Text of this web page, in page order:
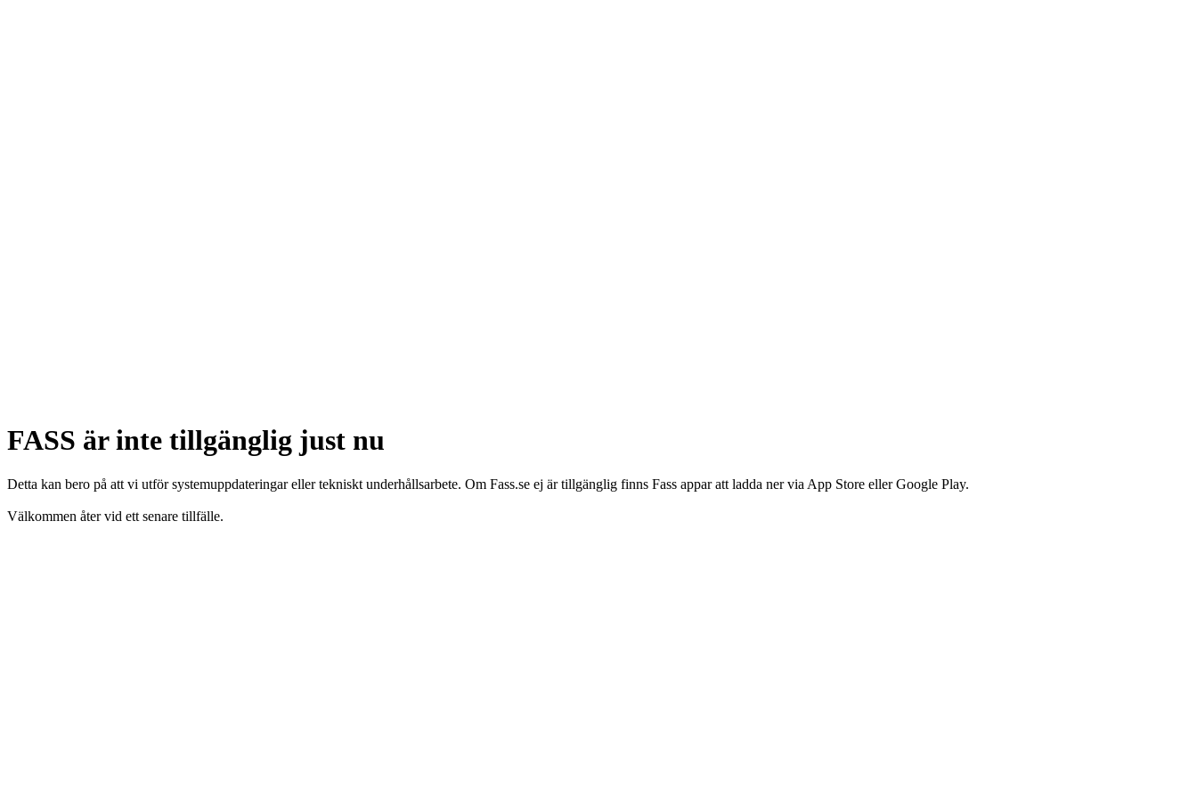
FASS är inte tillgänglig just nu
Detta kan bero på att vi utför systemuppdateringar eller tekniskt underhållsarbete. Om Fass.se ej är tillgänglig finns Fass appar att ladda ner via App Store eller Google Play.
Välkommen åter vid ett senare tillfälle.